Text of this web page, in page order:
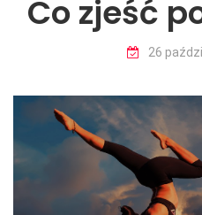
Co zjeść
26